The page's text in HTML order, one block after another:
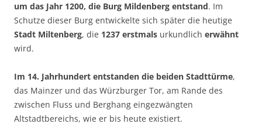
um das Jahr 1200, die Burg Mildenberg entstand. Im
Schutze dieser Burg entwickelte sich später die heutige
Stadt Miltenberg, die 1237 erstmals urkundlich erwähnt
wird.
Im 14. Jahrhundert entstanden die beiden Stadttürme,
das Mainzer und das Würzburger Tor, am Rande des
zwischen Fluss und Berghang eingezwängten
Altstadtbereichs, wie er bis heute existiert.